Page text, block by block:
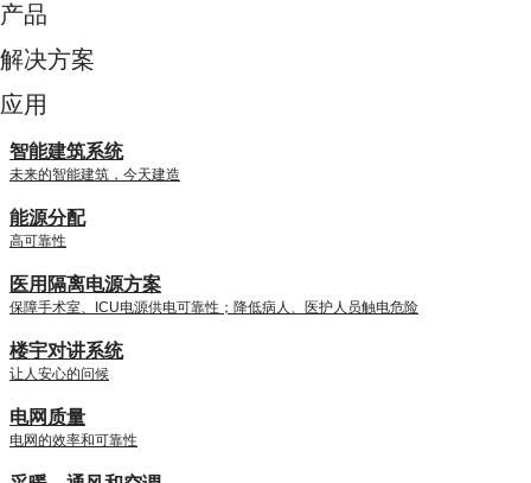
Suggestions
Products
See more products
0
产品
解决方案
应用
智能建筑系统
未来的智能建筑，今天建造
能源分配
高可靠性
医用隔离电源方案
保障手术室、ICU电源供电可靠性；降低病人、医护人员触电危险
楼宇对讲系统
让人安心的问候
电网质量
电网的效率和可靠性